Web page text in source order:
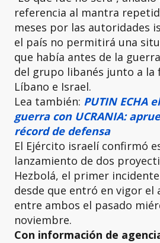
referencia al mantra
meses por las autoridades
el país no permitirá una
que había antes de la
del grupo libanés junto a
Líbano e Israel.
Lea también: PUTIN ECHA
guerra con UCRANIA:
récord de defensa
El Ejército israelí confirmó
lanzamiento de dos
Hezbolá, el primer
desde que entró en vigor el
entre ambos el pasado
noviembre.
Con información de